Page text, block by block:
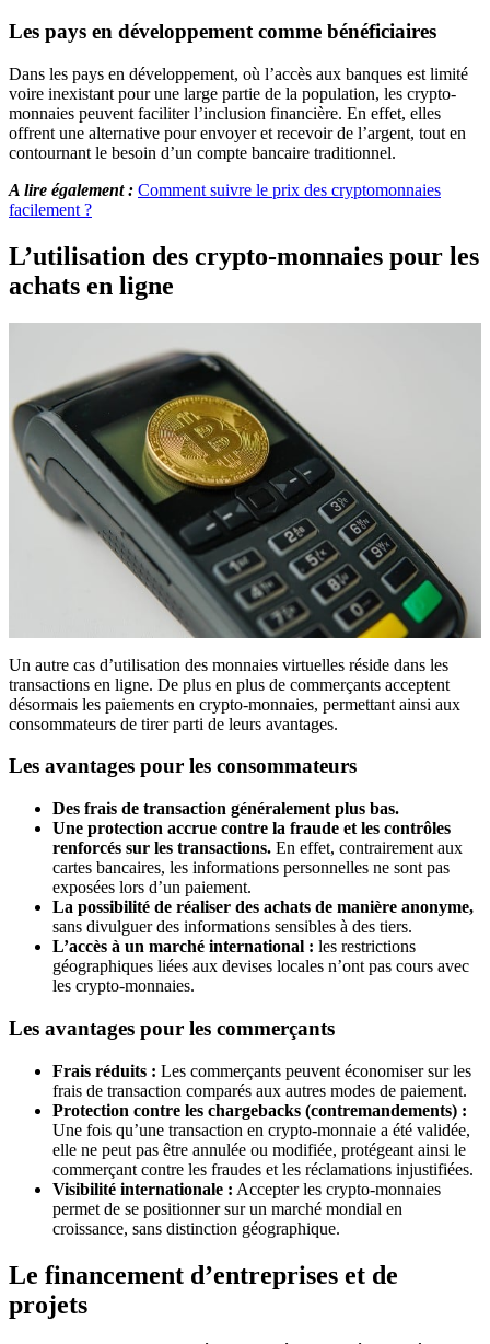
Les pays en développement comme bénéficiaires
Dans les pays en développement, où l’accès aux banques est limité
voire inexistant pour une large partie de la population, les crypto-
monnaies peuvent faciliter l’inclusion financière. En effet, elles
offrent une alternative pour envoyer et recevoir de l’argent, tout en
contournant le besoin d’un compte bancaire traditionnel.
A lire également : Comment suivre le prix des cryptomonnaies
facilement ?
L’utilisation des crypto-monnaies pour les
achats en ligne
Un autre cas d’utilisation des monnaies virtuelles réside dans les
transactions en ligne. De plus en plus de commerçants acceptent
désormais les paiements en crypto-monnaies, permettant ainsi aux
consommateurs de tirer parti de leurs avantages.
Les avantages pour les consommateurs
Des frais de transaction généralement plus bas.
Une protection accrue contre la fraude et les contrôles
renforcés sur les transactions. En effet, contrairement aux
cartes bancaires, les informations personnelles ne sont pas
exposées lors d’un paiement.
La possibilité de réaliser des achats de manière anonyme,
sans divulguer des informations sensibles à des tiers.
L’accès à un marché international : les restrictions
géographiques liées aux devises locales n’ont pas cours avec
les crypto-monnaies.
Les avantages pour les commerçants
Frais réduits : Les commerçants peuvent économiser sur les
frais de transaction comparés aux autres modes de paiement.
Protection contre les chargebacks (contremandements) :
Une fois qu’une transaction en crypto-monnaie a été validée,
elle ne peut pas être annulée ou modifiée, protégeant ainsi le
commerçant contre les fraudes et les réclamations injustifiées.
Visibilité internationale : Accepter les crypto-monnaies
permet de se positionner sur un marché mondial en
croissance, sans distinction géographique.
Le financement d’entreprises et de
projets